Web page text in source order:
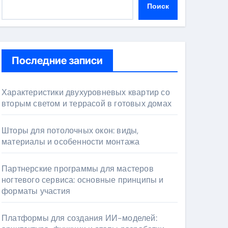
Поиск
Последние записи
Характеристики двухуровневых квартир со
вторым светом и террасой в готовых домах
Шторы для потолочных окон: виды,
материалы и особенности монтажа
Партнерские программы для мастеров
ногтевого сервиса: основные принципы и
форматы участия
Платформы для создания ИИ-моделей: